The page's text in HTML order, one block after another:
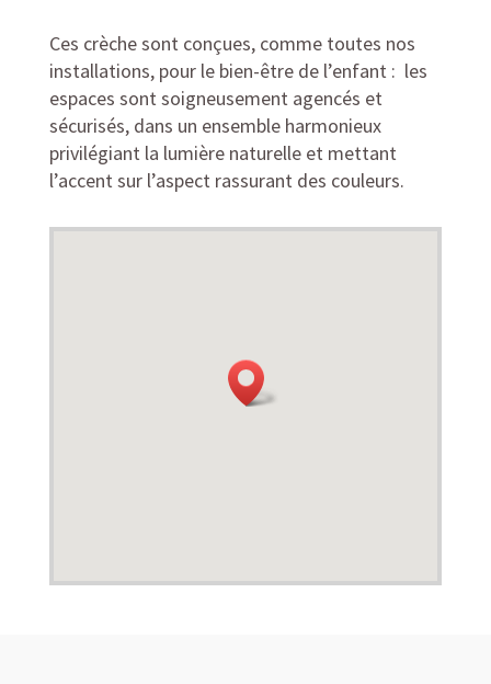
Ces crèche sont conçues, comme toutes nos
installations, pour le bien-être de l’enfant : les
espaces sont soigneusement agencés et
sécurisés, dans un ensemble harmonieux
privilégiant la lumière naturelle et mettant
l’accent sur l’aspect rassurant des couleurs.